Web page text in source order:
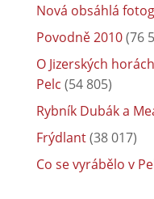
Nová obsáhlá
Povodně 2010(76
O Jizerských
Pelc (54 805)
Rybník Dubák a
Frýdlant(38 017)
Co se vyrábělo v